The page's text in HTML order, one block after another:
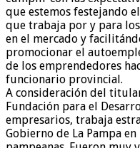
que estemos festejando
que trabaja por y para
en el mercado y
promocionar el
de los emprendedores
funcionario provincial.
A consideración del
Fundación para el
empresarios, trabaja
Gobierno de La Pampa